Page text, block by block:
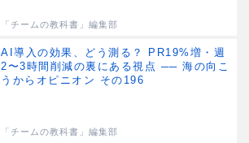
「チームの教科書」編集部
AI導入の効果、どう測る？ PR19%増・週
2〜3時間削減の裏にある視点 ── 海の向こ
うからオピニオン その196
「チームの教科書」編集部